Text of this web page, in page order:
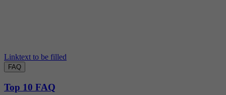
Linktext to be filled
FAQ
Top 10 FAQ